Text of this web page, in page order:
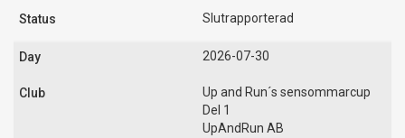
Slutrapporterad
2026-07-30
Up and Run´s sensommarcup
Del 1
UpAndRun AB